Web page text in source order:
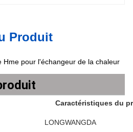
Produit
Hme pour l'échangeur de la chaleur
Caractéristiques du
LONGWANGDA